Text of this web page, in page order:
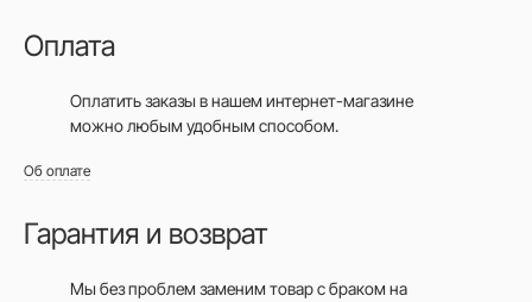
Оплата
Оплатить заказы в нашем интернет-магазине
можно любым удобным способом.
Об оплате
Гарантия и возврат
Мы без проблем заменим товар с браком на